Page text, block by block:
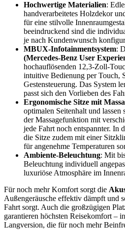
Hochwertige Materialien:
handverarbeitetes Holzdekor
für eine stilvolle
beeindruckend sind die
je nach Kundenwunsch
MBUX-Infotainmentsystem:
(Mercedes-Benz User
hochauflösenden 12,3-Zoll-
intuitive Bedienung per Touch,
Gestensteuerung. Das System
passt sich den Vorlieben des
Ergonomische Sitze mit
optimalen Seitenhalt und
der Massagefunktion mit
jede Fahrt noch entspannter. In
die Sitze zudem mit einer
für angenehme Temperaturen
Ambiente-Beleuchtung: Mit
Beleuchtung individuell
luxuriöse Atmosphäre im
Für noch mehr Komfort sorgt die
Außengeräusche effektiv dämpft und
Fahrt sorgt. Auch die großzügigen
garantieren höchsten Reisekomfort –
Langversion, die für noch mehr